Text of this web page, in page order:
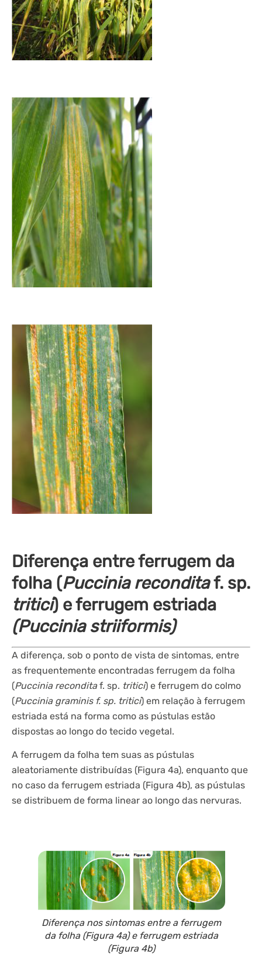
Diferença entre ferrugem da
folha (Puccinia reconditaf. sp.
tritici) e ferrugem estriada
(Puccinia striiformis)
A diferença, sob o ponto de vista de sintomas, entre
as frequentemente encontradas ferrugem da folha
(Puccinia reconditaf. sp. tritici) e ferrugem do colmo
(Puccinia graminis f. sp. tritici) em relação à ferrugem
estriada está na forma como as pústulas estão
dispostas ao longo do tecido vegetal.
A ferrugem da folha tem suas as pústulas
aleatoriamente distribuídas (Figura 4a), enquanto que
no caso da ferrugem estriada (Figura 4b), as pústulas
se distribuem de forma linear ao longo das nervuras.
Diferença nos sintomas entre a ferrugem
da folha (Figura 4a) e ferrugem estriada
(Figura 4b)